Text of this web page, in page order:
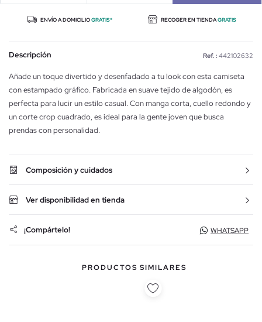
ENVÍO A DOMICILIOGRATIS* RECOGER EN TIENDAGRATIS
Descripción Ref. : 442102632
Añade un toque divertido y desenfadado a tu look con esta camiseta
con estampado gráfico. Fabricada en suave tejido de algodón, es
perfecta para lucir un estilo casual. Con manga corta, cuello redondo y
un corte crop cuadrado, es ideal para la gente joven que busca
prendas con personalidad.
Composición y cuidados
Ver disponibilidad en tienda
¡Compártelo! WHATSAPP
PRODUCTOS SIMILARES